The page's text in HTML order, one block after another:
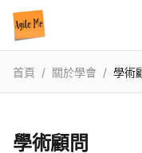
首頁 / 關於學會 / 學術
學術顧問